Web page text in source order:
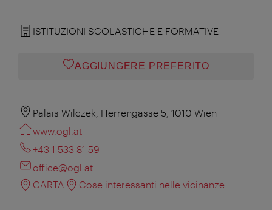
ISTITUZIONI SCOLASTICHE E FORMATIVE
AGGIUNGERE PREFERITO
Palais Wilczek, Herrengasse 5, 1010 Wien
www.ogl.at
+43 1 533 81 59
office@ogl.at
CARTA
Cose interessanti nelle vicinanze